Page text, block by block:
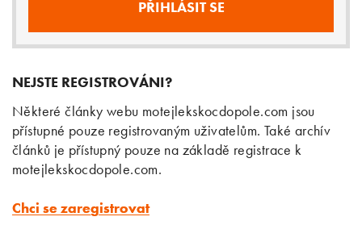
NEJSTE REGISTROVÁNI?
Některé články webu motejlekskocdopole.com jsou
přístupné pouze registrovaným uživatelům. Také archív
článků je přístupný pouze na základě registrace k
motejlekskocdopole.com.
Chci se zaregistrovat